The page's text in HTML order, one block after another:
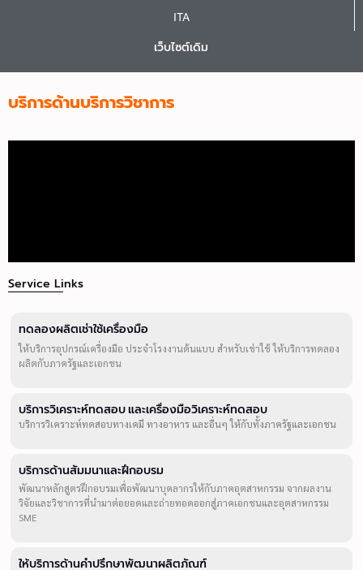
ITA
เว็บไซต์เดิม
บริการด้านบริการวิชาการ
Service Links
ทดลองผลิตเช่าใช้เครื่องมือ
ให้บริการอุปกรณ์เครื่องมือ ประจำโรงงานต้นแบบ สำหรับเช่าใช้ ให้บริการทดลอง
ผลิตกับภาครัฐและเอกชน
บริการวิเคราะห์ทดสอบ และเครื่องมือวิเคราะห์ทดสอบ
บริการวิเคราะห์ทดสอบทางเคมี ทางอาหาร และอื่นๆ ให้กับทั้งภาครัฐและเอกชน
บริการด้านสัมมนาและฝึกอบรม
พัฒนาหลักสูตรฝึกอบรมเพื่อพัฒนาบุคลากรให้กับภาคอุตสาหกรรม จากผลงาน
วิจัยและวิชาการที่นำมาต่อยอดและถ่ายทอดออกสู่ภาคเอกชนและอุตสาหกรรม
SME
ให้บริการด้านคำปรึกษาพัฒนาผลิตภัณฑ์